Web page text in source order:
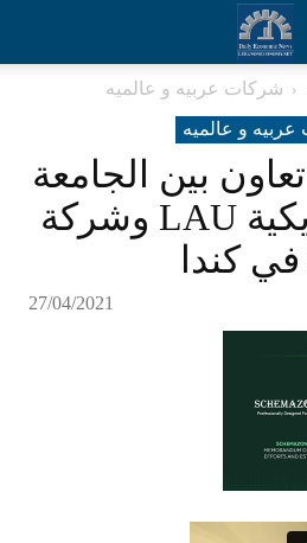
شرکات عربیه و عالمیه
و عالمیه
بين الجامعة
اللبنانية الأمريكية LAU وشركة
27/04/2021